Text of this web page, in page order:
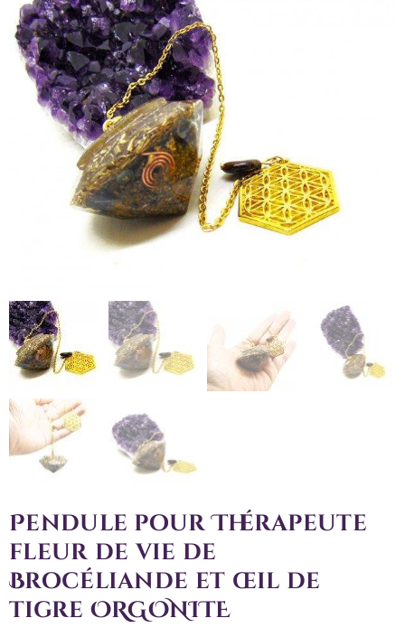
Pendule pour Thérapeute
fleur de vie de
Brocéliande et œil de
tigre ORGONITE